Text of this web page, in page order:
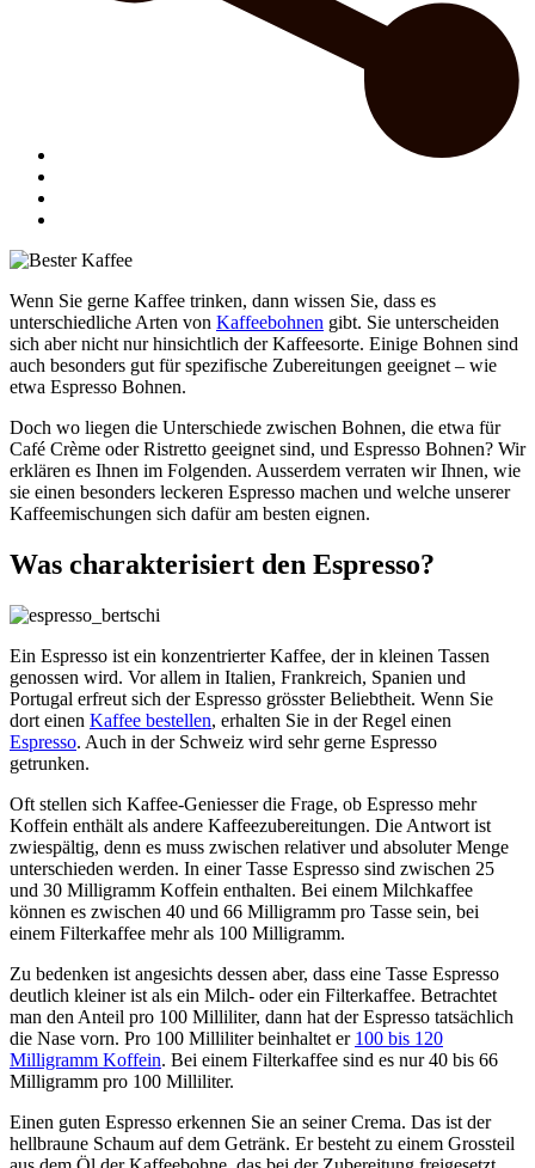
Wenn Sie gerne Kaffee trinken, dann wissen Sie, dass es
unterschiedliche Arten von Kaffeebohnen gibt. Sie unterscheiden
sich aber nicht nur hinsichtlich der Kaffeesorte. Einige Bohnen sind
auch besonders gut für spezifische Zubereitungen geeignet – wie
etwa Espresso Bohnen.
Doch wo liegen die Unterschiede zwischen Bohnen, die etwa für
Café Crème oder Ristretto geeignet sind, und Espresso Bohnen? Wir
erklären es Ihnen im Folgenden. Ausserdem verraten wir Ihnen, wie
sie einen besonders leckeren Espresso machen und welche unserer
Kaffeemischungen sich dafür am besten eignen.
Was charakterisiert den Espresso?
Ein Espresso ist ein konzentrierter Kaffee, der in kleinen Tassen
genossen wird. Vor allem in Italien, Frankreich, Spanien und
Portugal erfreut sich der Espresso grösster Beliebtheit. Wenn Sie
dort einen Kaffee bestellen, erhalten Sie in der Regel einen
Espresso. Auch in der Schweiz wird sehr gerne Espresso
getrunken.
Oft stellen sich Kaffee-Geniesser die Frage, ob Espresso mehr
Koffein enthält als andere Kaffeezubereitungen. Die Antwort ist
zwiespältig, denn es muss zwischen relativer und absoluter Menge
unterschieden werden. In einer Tasse Espresso sind zwischen 25
und 30 Milligramm Koffein enthalten. Bei einem Milchkaffee
können es zwischen 40 und 66 Milligramm pro Tasse sein, bei
einem Filterkaffee mehr als 100 Milligramm.
Zu bedenken ist angesichts dessen aber, dass eine Tasse Espresso
deutlich kleiner ist als ein Milch- oder ein Filterkaffee. Betrachtet
man den Anteil pro 100 Milliliter, dann hat der Espresso tatsächlich
die Nase vorn. Pro 100 Milliliter beinhaltet er 100 bis 120
Milligramm Koffein. Bei einem Filterkaffee sind es nur 40 bis 66
Milligramm pro 100 Milliliter.
Einen guten Espresso erkennen Sie an seiner Crema. Das ist der
hellbraune Schaum auf dem Getränk. Er besteht zu einem Grossteil